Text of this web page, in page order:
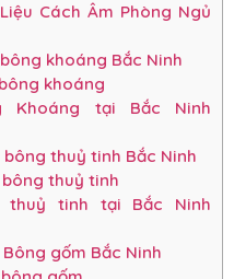
Cách Âm Phòng Ngủ
khoáng Bắc Ninh
khoáng
Khoáng tại Bắc Ninh
thuỷ tinh Bắc Ninh
thuỷ tinh
thuỷ tinh tại Bắc Ninh
gốm Bắc Ninh